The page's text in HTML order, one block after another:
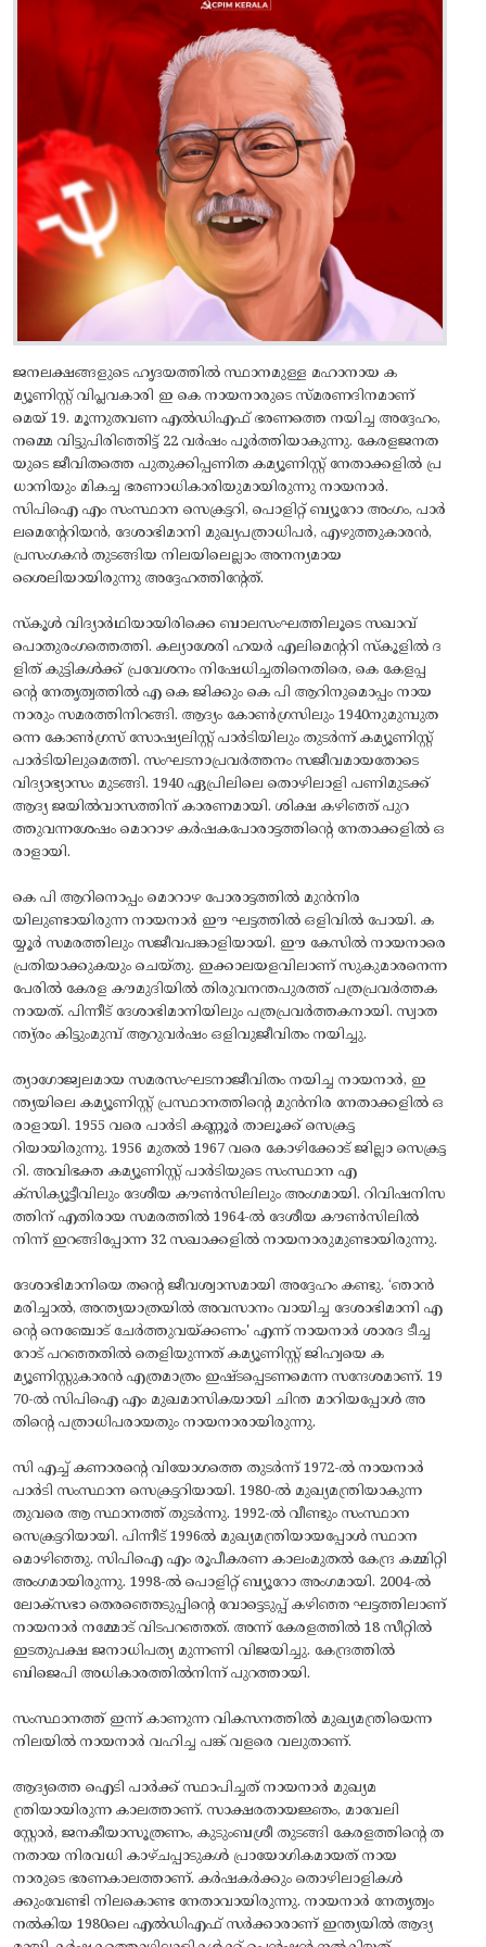
ജനലക്ഷങ്ങളുടെ ഹൃദയത്തിൽ സ്ഥാനമുള്ള മഹാനായ ക
മ്യൂണിസ്റ്റ് വിപ്ലവകാരി ഇ കെ നായനാരുടെ സ്‌മരണദിനമാണ്
മെയ് 19. മൂന്നുതവണ എൽഡിഎഫ് ഭരണത്തെ നയിച്ച അദ്ദേഹം,
നമ്മെ വിട്ടുപിരിഞ്ഞിട്ട് 22 വർഷം പൂർത്തിയാകുന്നു. കേരളജനത
യുടെ ജീവിതത്തെ പുതുക്കിപ്പണിത കമ്യൂണിസ്റ്റ് നേതാക്കളിൽ പ്ര
ധാനിയും മികച്ച ഭരണാധികാരിയുമായിരുന്നു നായനാർ.
സിപിഐ എം സംസ്ഥാന സെക്രട്ടറി, പൊളിറ്റ് ബ്യൂറോ അംഗം, പാർ
ലമെന്റേറിയൻ, ദേശാഭിമാനി മുഖ്യപത്രാധിപർ, എഴുത്തുകാരൻ,
പ്രസംഗകൻ തുടങ്ങിയ നിലയിലെല്ലാം അനന്യമായ
ശൈലിയായിരുന്നു അദ്ദേഹത്തിന്റേത്.
​സ്‌കൂൾ വിദ്യാർഥിയായിരിക്കെ ബാലസംഘത്തിലൂടെ സഖാവ്
പൊതുരംഗത്തെത്തി. കല്യാശേരി ഹയർ എലിമെന്ററി സ്‌കൂളിൽ ദ
ളിത് കുട്ടികൾക്ക് പ്രവേശനം നിഷേധിച്ചതിനെതിരെ, കെ കേളപ്പ
ന്റെ നേതൃത്വത്തിൽ എ കെ ജിക്കും കെ പി ആറിനുമൊപ്പം നായ
നാരും സമരത്തിനിറങ്ങി. ആദ്യം കോൺഗ്രസിലും 1940നുമുമ്പുത
ന്നെ കോൺഗ്രസ് സോഷ്യലിസ്റ്റ് പാർടിയിലും തുടർന്ന് കമ്യൂണിസ്റ്റ്
പാർടിയിലുമെത്തി. സംഘടനാപ്രവർത്തനം സജീവമായതോടെ
വിദ്യാഭ്യാസം മുടങ്ങി. 1940 ഏപ്രിലിലെ തൊഴിലാളി പണിമുടക്ക്
ആദ്യ ജയിൽവാസത്തിന് കാരണമായി. ശിക്ഷ കഴിഞ്ഞ് പുറ
ത്തുവന്നശേഷം മൊറാഴ കർഷകപോരാട്ടത്തിന്റെ നേതാക്കളിൽ ഒ
രാളായി.
​കെ പി ആറിനൊപ്പം മൊറാഴ പോരാട്ടത്തിൽ മുൻനിര
യിലുണ്ടായിരുന്ന നായനാർ ഈ ഘട്ടത്തിൽ ഒളിവിൽ പോയി. ക
യ്യൂർ സമരത്തിലും സജീവപങ്കാളിയായി. ഈ കേസിൽ നായനാരെ
പ്രതിയാക്കുകയും ചെയ്തു. ഇക്കാലയളവിലാണ് സുകുമാരനെന്ന
പേരിൽ കേരള കൗമുദിയിൽ തിരുവനന്തപുരത്ത് പത്രപ്രവർത്തക
നായത്. പിന്നീട് ദേശാഭിമാനിയിലും പത്രപ്രവർത്തകനായി. സ്വാത
ന്ത്യ്രം കിട്ടുംമുമ്പ് ആറുവർഷം ഒളിവുജീവിതം നയിച്ചു.
​ത്യാഗോജ്വലമായ സമരസംഘടനാജീവിതം നയിച്ച നായനാർ, ഇ
ന്ത്യയിലെ കമ്യൂണിസ്റ്റ് പ്രസ്ഥാനത്തിന്റെ മുൻനിര നേതാക്കളിൽ ഒ
രാളായി. 1955 വരെ പാർടി കണ്ണൂർ താലൂക്ക് സെക്രട്ട
റിയായിരുന്നു. 1956 മുതൽ 1967 വരെ കോഴിക്കോട് ജില്ലാ സെക്രട്ട
റി. അവിഭക്ത കമ്യൂണിസ്റ്റ് പാർടിയുടെ സംസ്ഥാന എ
ക്‌സിക്യൂട്ടീവിലും ദേശീയ കൗൺസിലിലും അംഗമായി. റിവിഷനിസ
ത്തിന് എതിരായ സമരത്തിൽ 1964-ൽ ദേശീയ കൗൺസിലിൽ
നിന്ന് ഇറങ്ങിപ്പോന്ന 32 സഖാക്കളിൽ നായനാരുമുണ്ടായിരുന്നു.
​​ദേശാഭിമാനിയെ തന്റെ ജീവശ്വാസമായി അദ്ദേഹം കണ്ടു. ‘ഞാൻ
മരിച്ചാൽ, അന്ത്യയാത്രയിൽ അവസാനം വായിച്ച ദേശാഭിമാനി എ
ന്റെ നെഞ്ചോട് ചേർത്തുവയ്ക്കണം' എന്ന് നായനാർ ശാരദ ടീച്ച
റോട് പറഞ്ഞതിൽ തെളിയുന്നത് കമ്യൂണിസ്റ്റ് ജിഹ്വയെ ക
മ്യൂണിസ്റ്റുകാരൻ എത്രമാത്രം ഇഷ്ടപ്പെടണമെന്ന സന്ദേശമാണ്. 19
70-ൽ സിപിഐ എം മുഖമാസികയായി ചിന്ത മാറിയപ്പോൾ അ
തിന്റെ പത്രാധിപരായതും നായനാരായിരുന്നു.
​സി എച്ച് കണാരന്റെ വിയോഗത്തെ തുടർന്ന് 1972-ൽ നായനാർ
പാർടി സംസ്ഥാന സെക്രട്ടറിയായി. 1980-ൽ മുഖ്യമന്ത്രിയാകുന്ന
തുവരെ ആ സ്ഥാനത്ത് തുടർന്നു. 1992-ൽ വീണ്ടും സംസ്ഥാന
സെക്രട്ടറിയായി. പിന്നീട് 1996ൽ മുഖ്യമന്ത്രിയായപ്പോൾ സ്ഥാന
മൊഴിഞ്ഞു. സിപിഐ എം രൂപീകരണ കാലംമുതൽ കേന്ദ്ര കമ്മിറ്റി
അംഗമായിരുന്നു. 1998-ൽ പൊളിറ്റ് ബ്യൂറോ അംഗമായി. 2004-ൽ
ലോക്‌സഭാ തെരഞ്ഞെടുപ്പിന്റെ വോട്ടെടുപ്പ് കഴിഞ്ഞ ഘട്ടത്തിലാണ്
നായനാർ നമ്മോട് വിടപറഞ്ഞത്. അന്ന് കേരളത്തിൽ 18 സീറ്റിൽ
ഇടതുപക്ഷ ജനാധിപത്യ മുന്നണി വിജയിച്ചു. കേന്ദ്രത്തിൽ
ബിജെപി അധികാരത്തിൽനിന്ന് പുറത്തായി.
​സംസ്ഥാനത്ത് ഇന്ന് കാണുന്ന വികസനത്തിൽ മുഖ്യമന്ത്രിയെന്ന
നിലയിൽ നായനാർ വഹിച്ച പങ്ക് വളരെ വലുതാണ്.
ആദ്യത്തെ ഐടി പാർക്ക് സ്ഥാപിച്ചത് നായനാർ മുഖ്യമ
ന്ത്രിയായിരുന്ന കാലത്താണ്. സാക്ഷരതായജ്ഞം, മാവേലി
സ്റ്റോർ, ജനകീയാസൂത്രണം, കുടുംബശ്രീ തുടങ്ങി കേരളത്തിന്റെ ത
നതായ നിരവധി കാഴ്‌ചപ്പാടുകൾ പ്രായോഗികമായത് നായ
നാരുടെ ഭരണകാലത്താണ്. കർഷകർക്കും തൊഴിലാളികൾ
ക്കുംവേണ്ടി നിലകൊണ്ട നേതാവായിരുന്നു. നായനാർ നേതൃത്വം
നൽകിയ 1980ലെ എൽഡിഎഫ് സർക്കാരാണ് ഇന്ത്യയിൽ ആദ്യ